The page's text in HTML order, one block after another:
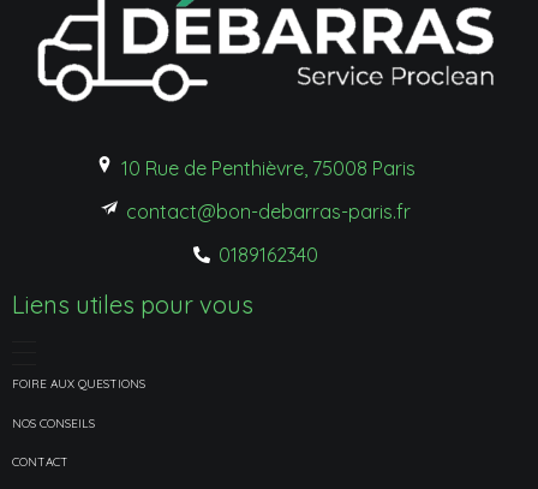
10 Rue de Penthièvre, 75008 Paris
contact@bon-debarras-paris.fr
0189162340
Liens utiles pour vous
FOIRE AUX QUESTIONS
NOS CONSEILS
CONTACT